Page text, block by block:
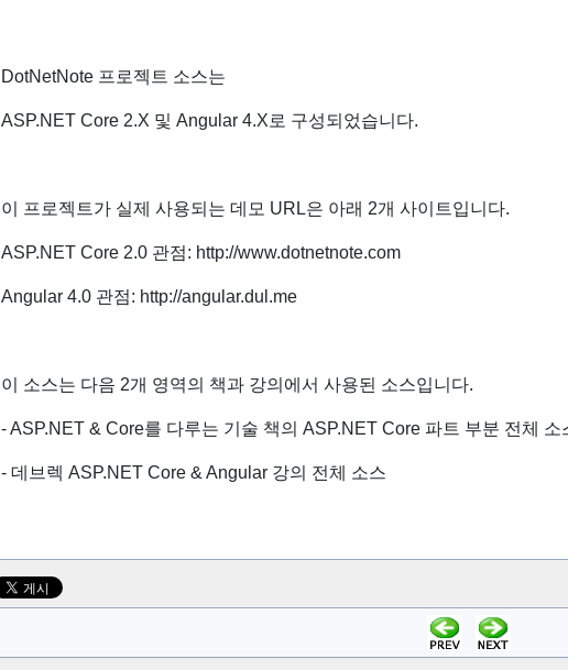
DotNetNote 프로젝트 소스는
ASP.NET Core 2.X 및 Angular 4.X로 구성되었습니다.
이 프로젝트가 실제 사용되는 데모 URL은 아래 2개 사이트입니다.
ASP.NET Core 2.0 관점: http://www.dotnetnote.com
Angular 4.0 관점: http://angular.dul.me
이 소스는 다음 2개 영역의 책과 강의에서 사용된 소스입니다.
- ASP.NET & Core를 다루는 기술 책의 ASP.NET Core 파트 부분 전체 소
- 데브렉 ASP.NET Core & Angular 강의 전체 소스